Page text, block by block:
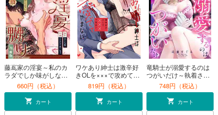
藤嶌家の淫宴～私のカ
ラダでしか味がしない
旦那様たちの恍惚絶頂
マジ嬲り～【合冊版】
660円（税込）
カート
ワケあり紳士は激辛好
きOLを×××で攻めて、
愛でてやまない【電子
限定描き下ろしマンガ
819円（税込）
カート
竜騎士が溺愛するのは
つがいだけ～執着され
た悪役令嬢は逃げられ
ない～ 1
748円（税込）
カート